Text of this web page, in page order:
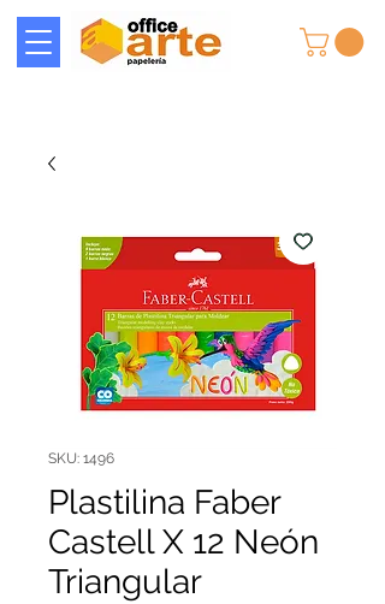
SKU: 1496
Plastilina Faber
Castell X 12 Neón
Triangular